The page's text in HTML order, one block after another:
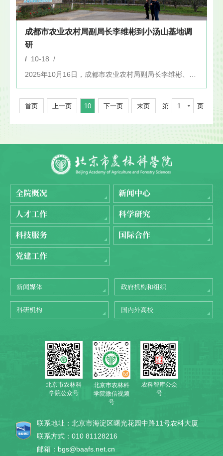
成都市农业农村局副局长李维彬到小汤山基地调
研
/ 10-18 /
首页 上一页 10 下一页 末页 第 1 页
全院概况
新闻中心
人才工作
科学研究
科技服务
国际合作
党建工作
新闻媒体 政府机构和组织
科研机构 国内外高校
北京市农林科
学院公众号
北京市农林科
学院微信视频
号
农科智库公众
号
联系地址：北京市海淀区曙光花园中路11号农科大厦
联系方式：010 81128216
邮箱：bgs@baafs.net.cn